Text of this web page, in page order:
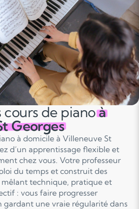
cours de pianoà
Georges
à domicile à Villeneuve St
d’un apprentissage flexible et
chez vous. Votre professeur
du temps et construit des
mêlant technique, pratique et
: vous faire progresser
gardant une vraie régularité dans